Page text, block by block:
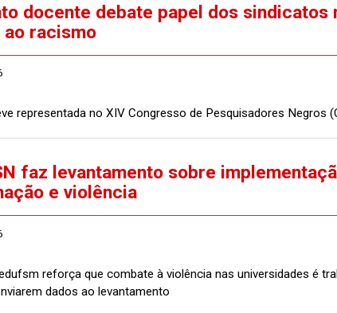
docente debate papel dos sindicatos
racismo
representada no XIV Congresso de Pesquisadores Negros
faz levantamento sobre
e violência
reforça que combate à violência nas universidades é
dados ao levantamento